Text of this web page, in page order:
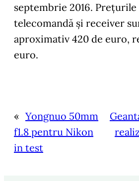
septembrie 2016.
telecomandă și receiver
aproximativ 420 de euro,
euro.
« Yongnuo 50mm
f1.8 pentru Nikon
in test